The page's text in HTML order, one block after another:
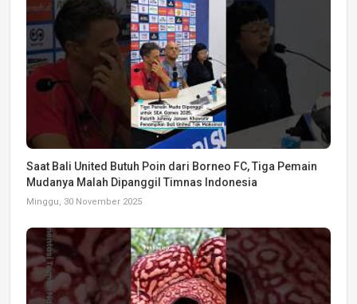
Saat Bali United Butuh Poin dari Borneo FC, Tiga Pemain
Mudanya Malah Dipanggil Timnas Indonesia
Minggu, 30 November 2025